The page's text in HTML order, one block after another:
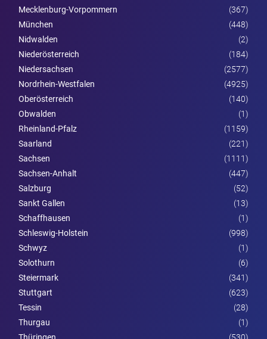
Mecklenburg-Vorpommern
(367)
München
(448)
Nidwalden
(2)
Nieder­österreich
(184)
Niedersachsen
(2577)
Nordrhein-Westfalen
(4925)
Ober­österreich
(140)
Obwalden
(1)
Rheinland-Pfalz
(1159)
Saarland
(221)
Sachsen
(1111)
Sachsen-Anhalt
(447)
Salzburg
(52)
Sankt Gallen
(13)
Schaffhausen
(1)
Schleswig-Holstein
(998)
Schwyz
(1)
Solothurn
(6)
Steier­mark
(341)
Stuttgart
(623)
Tessin
(28)
Thurgau
(1)
Thüringen
(530)